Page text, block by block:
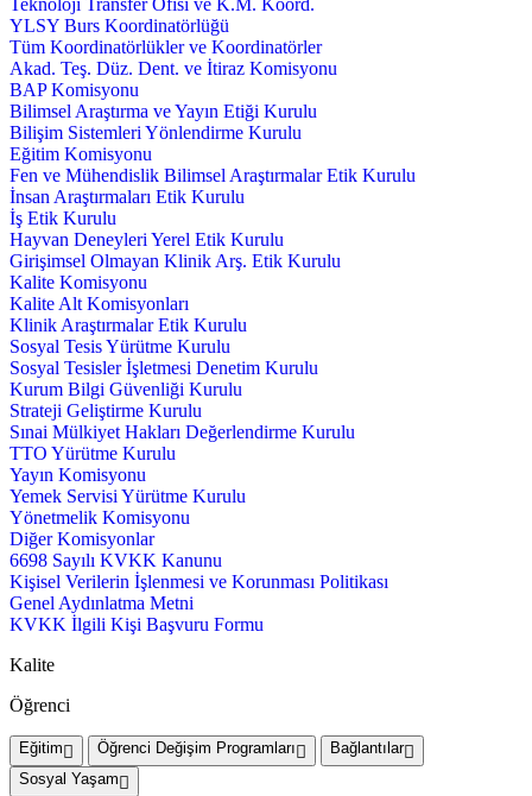
Teknoloji Transfer Ofisi ve K.M. Koord.
YLSY Burs Koordinatörlüğü
Tüm Koordinatörlükler ve Koordinatörler
Akad. Teş. Düz. Dent. ve İtiraz Komisyonu
BAP Komisyonu
Bilimsel Araştırma ve Yayın Etiği Kurulu
Bilişim Sistemleri Yönlendirme Kurulu
Eğitim Komisyonu
Fen ve Mühendislik Bilimsel Araştırmalar Etik Kurulu
İnsan Araştırmaları Etik Kurulu
İş Etik Kurulu
Hayvan Deneyleri Yerel Etik Kurulu
Girişimsel Olmayan Klinik Arş. Etik Kurulu
Kalite Komisyonu
Kalite Alt Komisyonları
Klinik Araştırmalar Etik Kurulu
Sosyal Tesis Yürütme Kurulu
Sosyal Tesisler İşletmesi Denetim Kurulu
Kurum Bilgi Güvenliği Kurulu
Strateji Geliştirme Kurulu
Sınai Mülkiyet Hakları Değerlendirme Kurulu
TTO Yürütme Kurulu
Yayın Komisyonu
Yemek Servisi Yürütme Kurulu
Yönetmelik Komisyonu
Diğer Komisyonlar
6698 Sayılı KVKK Kanunu
Kişisel Verilerin İşlenmesi ve Korunması Politikası
Genel Aydınlatma Metni
KVKK İlgili Kişi Başvuru Formu
Kalite
Öğrenci
Eğitim Öğrenci Değişim Programları
Bağlantılar
Sosyal Yaşam